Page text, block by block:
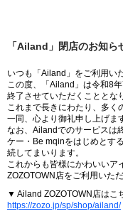
「Ailand」閉店のお知
いつも「Ailand」をご利用い
この度、「Ailand」は令和8
終了させていただくこととな
これまで長きにわたり、多く
一同、心より御礼申し上げま
なお、Ailandでのサービスは
ケー・Be mqinをはじめとす
続してまいります。
これからも皆様にかわいいア
ZOZOTOWN店をご利用いた
▼ Ailand ZOZOTOWN店はこ
https://zozo.jp/sp/shop/ailand/